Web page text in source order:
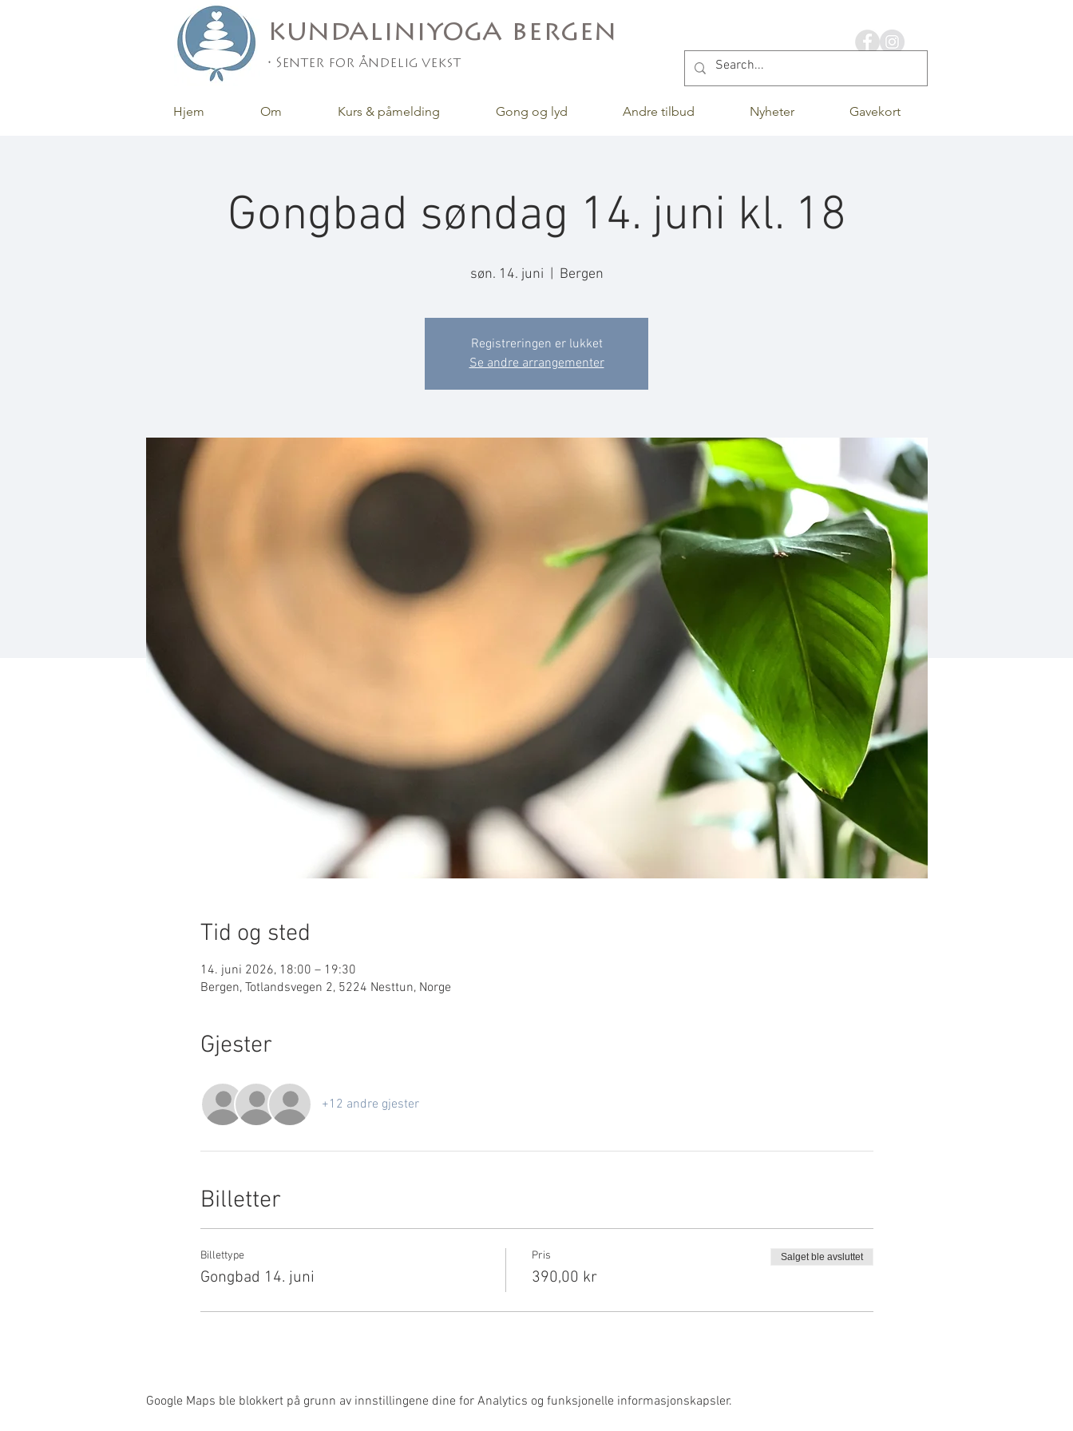
kundaliniyoga bergen
• Senter for åndelig vekst
Hjem Om Kurs & påmelding Gong og lyd Andre tilbud Nyheter Gavekort
Gongbad søndag 14. juni kl. 18
søn. 14. juni Bergen
Registreringen er lukket
Se andre arrangementer
Tid og sted
14. juni 2026, 18:00 – 19:30
Bergen, Totlandsvegen 2, 5224 Nesttun, Norge
Gjester
+12 andre gjester
Billetter
Billettype
Gongbad 14. juni
Pris
390,00 kr
Salget ble avsluttet
Google Maps ble blokkert på grunn av innstillingene dine for Analytics og funksjonelle informasjonskapsler.